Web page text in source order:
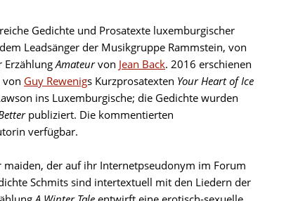
Gedichte und Prosatexte luxemburgischer
Leadsänger der Musikgruppe Rammstein, von
ErzählungAmateurvon Jean Back. 2016 erschienen
von Guy Rewenigs Kurzprosatexten Your Heart of Ice
ins Luxemburgische; die Gedichte wurden
publiziert. Die kommentierten
verfügbar.
der auf ihr Internetpseudonym im Forum
Schmits sind intertextuell mit den Liedern der